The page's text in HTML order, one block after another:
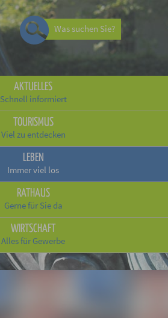
Was suchen Sie?
AKTUELLES
Schnell informiert
TOURISMUS
Viel zu entdecken
LEBEN
Immer viel los
RATHAUS
Gerne für Sie da
WIRTSCHAFT
Alles für Gewerbe